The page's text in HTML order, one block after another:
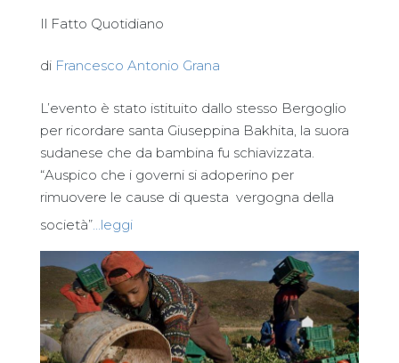
Il Fatto Quotidiano
di Francesco Antonio Grana
L’evento è stato istituito dallo stesso Bergoglio
per ricordare santa Giuseppina Bakhita, la suora
sudanese che da bambina fu schiavizzata.
“Auspico che i governi si adoperino per
rimuovere le cause di questa vergogna della
società” …leggi